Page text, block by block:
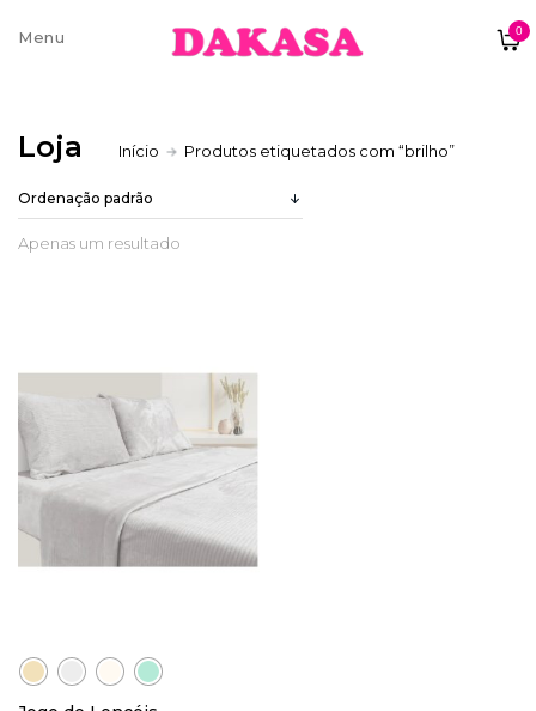
0
Sobre nós
Trocas e Devoluções
Termos e condições
Loja Início Produtos etiquetados com “brilho”
Apenas um resultado